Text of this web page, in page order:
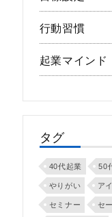
行動習慣
起業マインド
タグ
40代起業 50
やりがい ア
セミナー セ